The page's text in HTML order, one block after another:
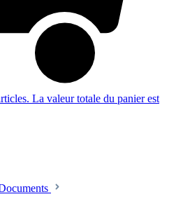
La valeur totale du panier est